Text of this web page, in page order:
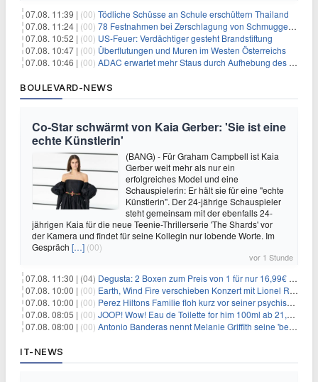
07.08. 11:39 | (00) Tödliche Schüsse an Schule erschüttern Thailand
07.08. 11:24 | (00) 78 Festnahmen bei Zerschlagung von Schmuggelnetzwerk in Spanien
07.08. 10:52 | (00) US-Feuer: Verdächtiger gesteht Brandstiftung
07.08. 10:47 | (00) Überflutungen und Muren im Westen Österreichs
07.08. 10:46 | (00) ADAC erwartet mehr Staus durch Aufhebung des Lkw-Fahrverbots
BOULEVARD-NEWS
Co-Star schwärmt von Kaia Gerber: 'Sie ist eine
echte Künstlerin'
(BANG) - Für Graham Campbell ist Kaia
Gerber weit mehr als nur ein
erfolgreiches Model und eine
Schauspielerin: Er hält sie für eine "echte
Künstlerin". Der 24-jährige Schauspieler
steht gemeinsam mit der ebenfalls 24-
jährigen Kaia für die neue Teenie-Thrillerserie 'The Shards' vor
der Kamera und findet für seine Kollegin nur lobende Worte. Im
Gespräch […] (00)
vor 1 Stunde
07.08. 11:30 | (04) Degusta: 2 Boxen zum Preis von 1 für nur 16,99€ inkl. Versand
07.08. 10:00 | (00) Earth, Wind Fire verschieben Konzert mit Lionel Richie nach medizinischem Notfall
07.08. 10:00 | (00) Perez Hiltons Familie floh kurz vor seiner psychischen Krise aus dem Haus
07.08. 08:05 | (00) JOOP! Wow! Eau de Toilette for him 100ml ab 21,84€ im Sparabo
07.08. 08:00 | (00) Antonio Banderas nennt Melanie Griffith seine 'beste Freundin'
IT-NEWS